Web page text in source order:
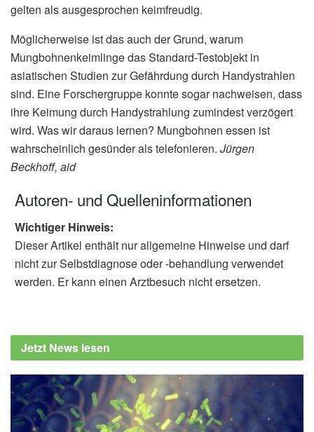
gelten als ausgesprochen keimfreudig.
Möglicherweise ist das auch der Grund, warum
Mungbohnenkeimlinge das Standard-Testobjekt in
asiatischen Studien zur Gefährdung durch Handystrahlen
sind. Eine Forschergruppe konnte sogar nachweisen, dass
ihre Keimung durch Handystrahlung zumindest verzögert
wird. Was wir daraus lernen? Mungbohnen essen ist
wahrscheinlich gesünder als telefonieren. Jürgen
Beckhoff, aid
Autoren- und Quelleninformationen
Wichtiger Hinweis:
Dieser Artikel enthält nur allgemeine Hinweise und darf
nicht zur Selbstdiagnose oder -behandlung verwendet
werden. Er kann einen Arztbesuch nicht ersetzen.
Jetzt News lesen